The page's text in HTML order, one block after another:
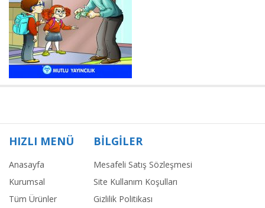
HIZLI MENÜ
Anasayfa
Kurumsal
Tüm Ürünler
BİLGİLER
Mesafeli Satış Sözleşmesi
Site Kullanım Koşulları
Gizlilik Politikası